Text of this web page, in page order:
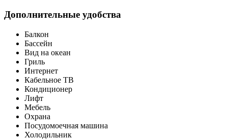
Дополнительные удобства
Балкон
Бассейн
Вид на океан
Гриль
Интернет
Кабельное ТВ
Кондиционер
Лифт
Мебель
Охрана
Посудомоечная машина
Холодильник